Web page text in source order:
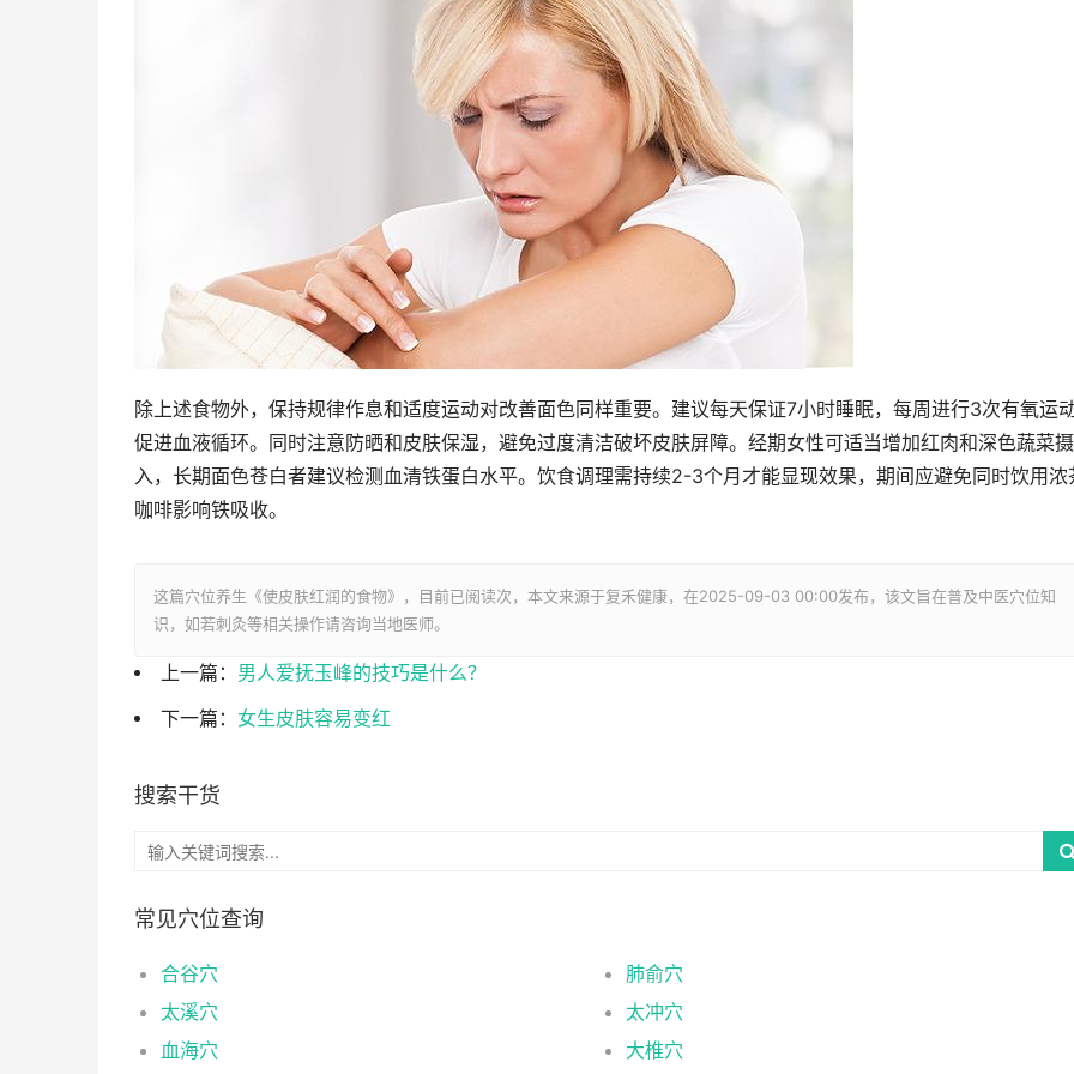
除上述食物外，保持规律作息和适度运动对改善面色同样重要。建议每天保证7小时睡眠，每周进行3次有氧运
促进血液循环。同时注意防晒和皮肤保湿，避免过度清洁破坏皮肤屏障。经期女性可适当增加红肉和深色蔬菜摄
入，长期面色苍白者建议检测血清铁蛋白水平。饮食调理需持续2-3个月才能显现效果，期间应避免同时饮用浓
咖啡影响铁吸收。
这篇穴位养生《使皮肤红润的食物》，目前已阅读次，本文来源于复禾健康，在2025-09-03 00:00发布，该文旨在普及中医穴位知
识，如若刺灸等相关操作请咨询当地医师。
上一篇： 男人爱抚玉峰的技巧是什么？
下一篇： 女生皮肤容易变红
搜索干货
常见穴位查询
合谷穴
肺俞穴
太溪穴
太冲穴
血海穴
大椎穴